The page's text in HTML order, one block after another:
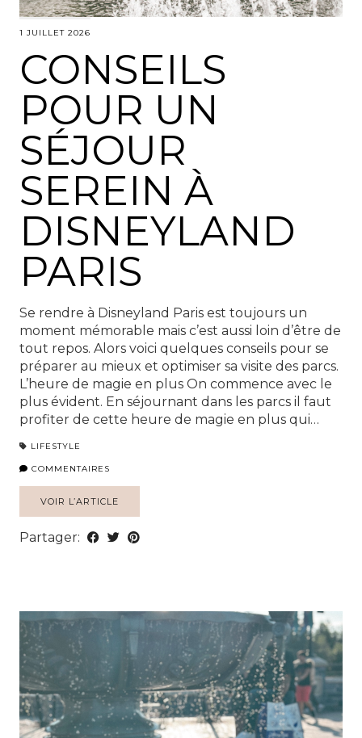
1 JUILLET 2026
CONSEILS
POUR UN
SÉJOUR
SEREIN À
DISNEYLAND
PARIS
Se rendre à Disneyland Paris est toujours un
moment mémorable mais c’est aussi loin d’être de
tout repos. Alors voici quelques conseils pour se
préparer au mieux et optimiser sa visite des parcs.
L’heure de magie en plus On commence avec le
plus évident. En séjournant dans les parcs il faut
profiter de cette heure de magie en plus qui…
LIFESTYLE
COMMENTAIRES
VOIR L’ARTICLE
Partager: